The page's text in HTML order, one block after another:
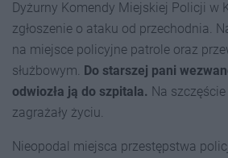
Dyżurny Komendy Miejskiej Policji w
zgłoszenie o ataku od przechodnia.
na miejsce policyjne patrole oraz
służbowym. Do starszej pani
odwiozła ją do szpitala. Na
zagrażały życiu.
Nieopodal miejsca przestępstwa